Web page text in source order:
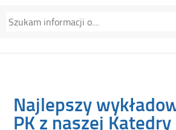
Najlepszy
PK z naszej Katedry